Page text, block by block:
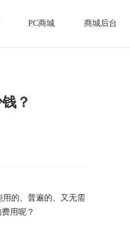
PC商城 商城后台
？
用的、普遍的、又无需
用呢？